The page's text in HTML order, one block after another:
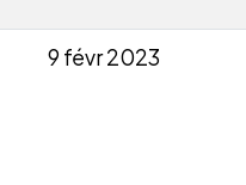
9 févr 2023